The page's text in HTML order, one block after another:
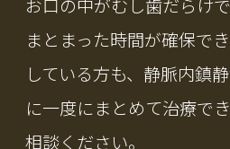
お口の中がむし歯だらけ
まとまった時間が確保で
している方も、静脈内鎮
に一度にまとめて治療で
相談ください。